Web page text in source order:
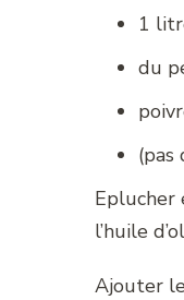
1
du
(pas
Eplucher
l’huile
Ajouter